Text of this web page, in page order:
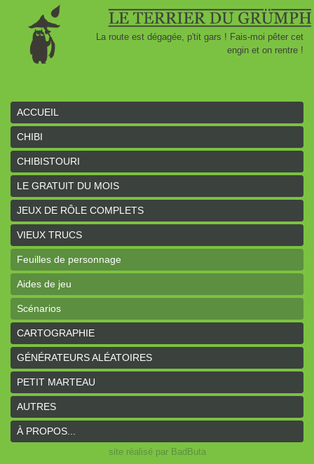
La route est dégagée, p'tit gars ! Fais-moi pêter cet
engin et on rentre !
ACCUEIL
CHIBI
CHIBISTOURI
LE GRATUIT DU MOIS
JEUX DE RÔLE COMPLETS
VIEUX TRUCS
Feuilles de personnage
Aides de jeu
Scénarios
CARTOGRAPHIE
GÉNÉRATEURS ALÉATOIRES
PETIT MARTEAU
AUTRES
À PROPOS...
site réalisé par BadButa